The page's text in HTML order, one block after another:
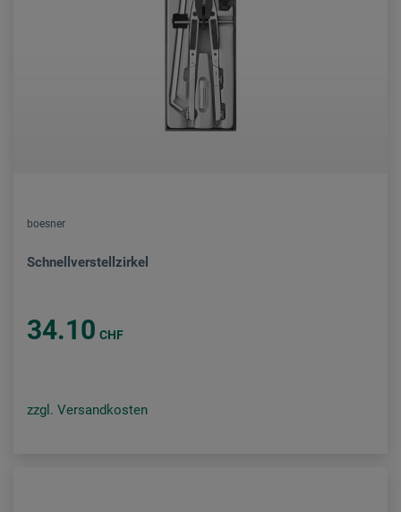
boesner
Schnellverstellzirkel
34.10 CHF
zzgl. Versandkosten